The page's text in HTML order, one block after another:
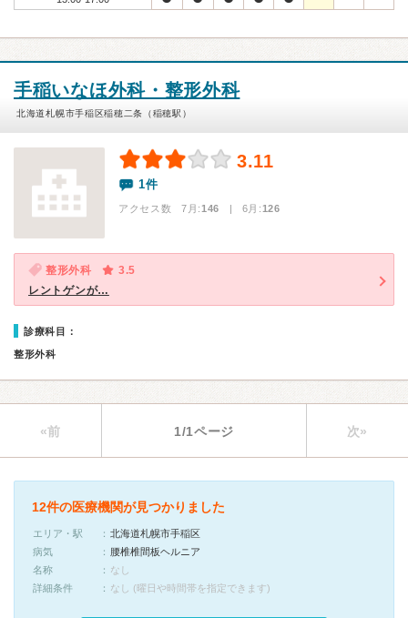
手稲いなほ外科・整形外科
北海道札幌市手稲区稲穂二条（稲穂駅）
3.11
1件
アクセス数 7月:146 | 6月:126
整形外科
3.5
レントゲンが…
診療科目：
整形外科
«前 1/1ページ 次»
12件の医療機関が見つかりました
エリア・駅
北海道札幌市手稲区
病気
腰椎椎間板ヘルニア
名称
なし
詳細条件
なし (曜日や時間帯を指定できます)